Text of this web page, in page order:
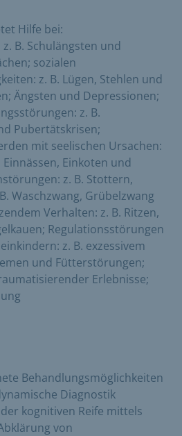
Hilfe bei:
B. Schulängsten und
sozialen
z. B. Lügen, Stehlen und
Ängsten und Depressionen;
z. B.
Pubertätskrisen;
mit seelischen Ursachen:
Einkoten und
z. B. Stottern,
Waschzwang, Grübelzwang
Verhalten: z. B. Ritzen,
Regulationsstörungen
z. B. exzessivem
und Fütterstörungen;
Erlebnisse;
Behandlungsmöglichkeiten
Diagnostik
kognitiven Reife mittels
von